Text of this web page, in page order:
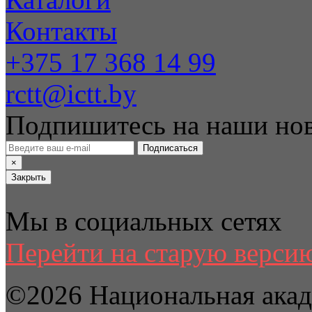
Контакты
+375 17 368 14 99
rctt@ictt.by
Подпишитесь на наши
Подписаться
×
Закрыть
Мы в социальных сетях
Перейти на старую
©2026 Национальная